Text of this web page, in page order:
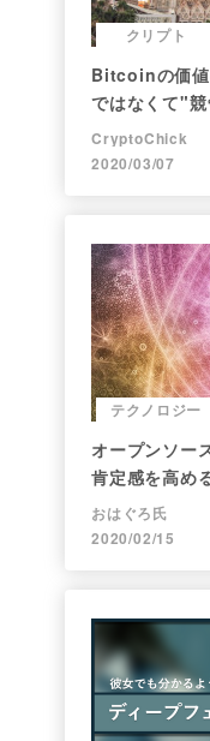
クリプト
Bitcoinの価値
ではなくて"競
CryptoChick
2020/03/07
テクノロジー
オープンソー
肯定感を高め
おはぐろ氏
2020/02/15